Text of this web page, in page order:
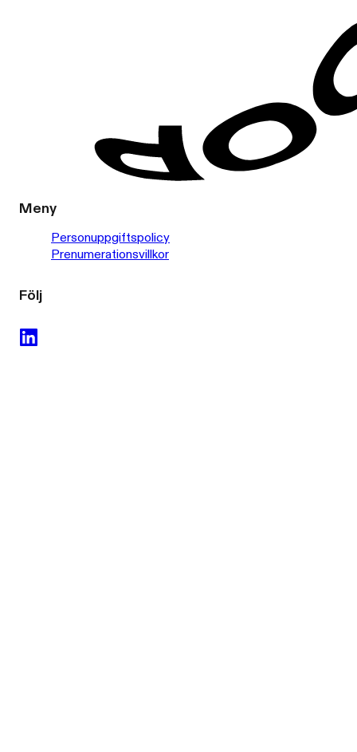
Meny
Personuppgiftspolicy
Prenumerationsvillkor
Följ